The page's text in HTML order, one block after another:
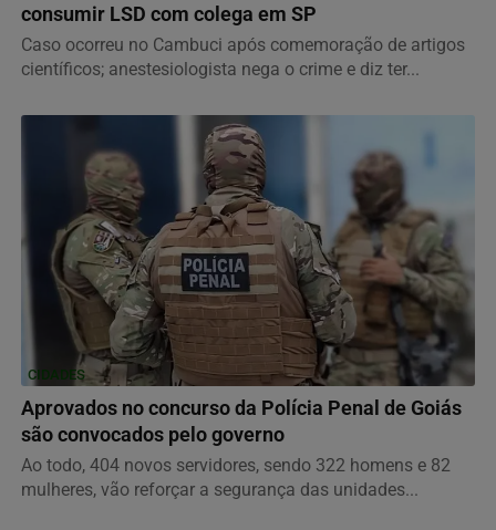
consumir LSD com colega em SP
Caso ocorreu no Cambuci após comemoração de artigos
científicos; anestesiologista nega o crime e diz ter...
CIDADES
Aprovados no concurso da Polícia Penal de Goiás
são convocados pelo governo
Ao todo, 404 novos servidores, sendo 322 homens e 82
mulheres, vão reforçar a segurança das unidades...